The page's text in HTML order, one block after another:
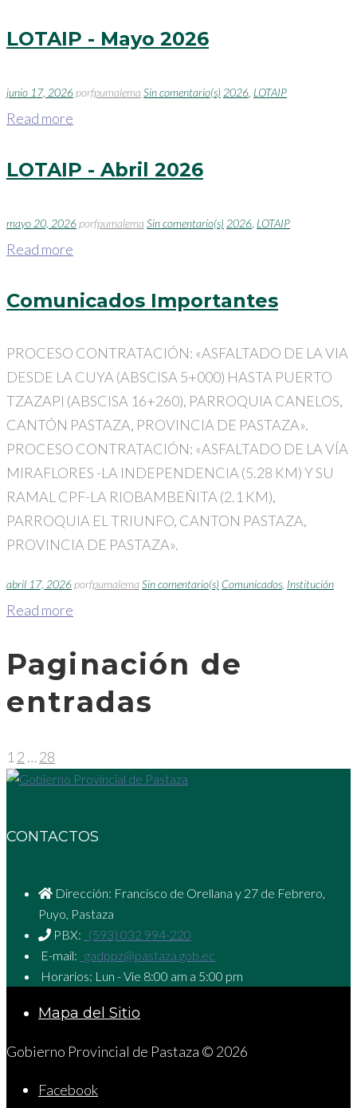
LOTAIP - Mayo 2026
junio 17, 2026porfpumalema Sin comentario(s) 2026 LOTAIP
Read more
LOTAIP - Abril 2026
mayo 20, 2026porfpumalema Sin comentario(s) 2026 LOTAIP
Read more
Comunicados Importantes
PROCESO CONTRATACIÓN: «ASFALTADO DE LA VIA
DESDE LA CUYA (ABSCISA 5+000) HASTA PUERTO
TZAZAPI (ABSCISA 16+260), PARROQUIA CANELOS,
CANTÓN PASTAZA, PROVINCIA DE PASTAZA».
PROCESO CONTRATACIÓN: «ASFALTADO DE LA VÍA
MIRAFLORES -LA INDEPENDENCIA (5.28 KM) Y SU
RAMAL CPF-LA RIOBAMBEÑITA (2.1 KM),
PARROQUIA EL TRIUNFO, CANTON PASTAZA,
PROVINCIA DE PASTAZA».
abril 17, 2026porfpumalema Sin comentario(s) Comunicados Institución
Read more
Paginación de
entradas
1 2 … 28
CONTACTOS
Dirección: Francisco de Orellana y 27 de Febrero,
Puyo, Pastaza
PBX: (593) 032 994-220
E-mail: gadppz@pastaza.gob.ec
Horarios: Lun - Vie 8:00 am a 5:00 pm
Mapa del Sitio
Gobierno Provincial de Pastaza © 2026
Facebook